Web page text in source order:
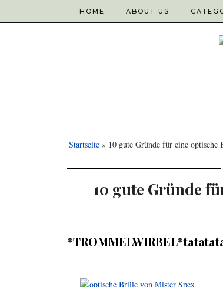
HOME ABOUT US
Startseite » 10 gute Gründe für eine
10 gute Gründe